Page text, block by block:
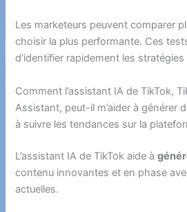
Les marketeurs peuvent comparer
choisir la plus performante. Ces
d’identifier rapidement les
Comment l’assistant IA de TikTok,
Assistant, peut-il m’aider à générer
à suivre les tendances sur la
L’assistant IA de TikTok aide à
contenu innovantes et en phase
actuelles.